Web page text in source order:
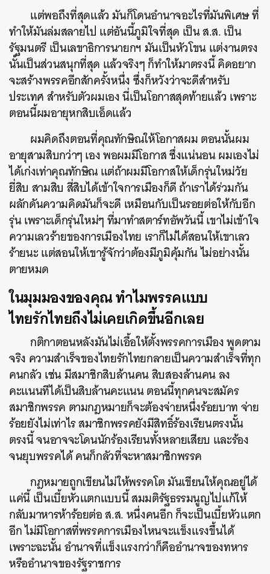
แต่พอถึงที่สุดแล้ว มันก็โดนอำนาจอะไรที่มันพิเศษ ที่
ทำให้มันล่มสลายไป แต่อันนี้ภูมิใจที่สุด เป็น ส.ส. เป็น
รัฐมนตรี เป็นเลขาธิการนายกฯ มันเป็นหัวโขน แต่งานตรง
นั้นเป็นส่วนสนุกที่สุด แล้วจริงๆ ก็ทำให้มาตรงนี้ คิดอยาก
จะสร้างพรรคอีกสักครั้งหนึ่ง ซึ่งก็หวังว่าจะดีสำหรับ
ประเทศ สำหรับตัวผมเอง นี่เป็นโอกาสสุดท้ายแล้ว เพราะ
ตอนนี้ผมอายุหกสิบเอ็ดแล้ว
ผมคิดถึงตอนที่คุณทักษิณให้โอกาสผม ตอนนั้นผม
อายุสามสิบกว่าๆ เอง พอผมมีโอกาส ซึ่งแน่นอน ผมเองไม่
ได้เก่งเท่าคุณทักษิณ แต่ถ้าผมมีโอกาสให้เด็กรุ่นใหม่วัย
ยี่สิบ สามสิบ สี่สิบได้เข้าใจการเมืองก็ดี ถ้าเราได้ร่วมกัน
ผลักดันความคิดมันก็จะดี เหมือนกับเป็นรอยต่อให้กับอีก
รุ่น เพราะเด็กรุ่นใหม่ๆ ที่มาทำสตาร์ทอัพวันนี้ เขาไม่เข้าใจ
ความเลวร้ายของการเมืองไทย เราก็ไม่ได้สอนให้เขาเลว
ร้ายนะ แต่สอนให้เขารู้จักว่าต้องมีภูมิคุ้มกัน ไม่อย่างนั้น
ตายหมด
ในมุมมองของคุณ ทำไมพรรคแบบ
ไทยรักไทยถึงไม่เคยเกิดขึ้นอีกเลย
กติกาตอนหลังมันไม่เอื้อให้ตั้งพรรคการเมือง พูดตาม
จริง ความสำเร็จของไทยรักไทยกลายเป็นความสำเร็จที่ทุก
คนกลัว เช่น มีสมาชิกสิบล้านคน สิบสองล้านคน ลง
คะแนนทีได้เป็นสิบล้านคะแนน ตอนนี้ทุกคนจะสมัคร
สมาชิกพรรค ตามกฎหมายก็จะต้องจ่ายหนึ่งร้อยบาท จ่าย
ร้อยยังไม่เท่าไร สมาชิกพรรคยังมีสิทธิ์ร้องเรียนตรงนั้น
ตรงนี้ จนอาจจะโดนนักร้องเรียนทั้งหลายเสียบ และร้อง
จนยุบพรรคได้ คนก็กลัวที่จะหาสมาชิกพรรค
กฎหมายถูกเขียนไม่ให้พรรคโต มันเขียนให้คุณอยู่ได้
แค่นี้ เป็นเบี้ยหัวแตกแบบนี้ สมมติรัฐธรรมนูญไปแก้ให้
กลับมาหารห้าร้อยต่อ ส.ส. หนึ่งคนอีก ก็จะเป็นเบี้ยหัวแตก
อีก ไม่มีโอกาสที่พรรคการเมืองไหนจะแข็งแรงขึ้นได้
เพราะฉะนั้น อำนาจที่แข็งแรงกว่าก็คืออำนาจของทหาร
หรืออำนาจของรัฐราชการ